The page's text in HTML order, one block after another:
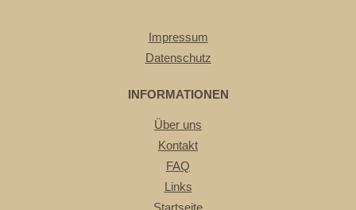
Impressum
Datenschutz
INFORMATIONEN
Über uns
Kontakt
FAQ
Links
Startseite